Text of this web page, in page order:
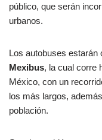
público, que serán
urbanos.
Los autobuses estarán
Mexibus, la cual corre
México, con un
los más largos,
población.